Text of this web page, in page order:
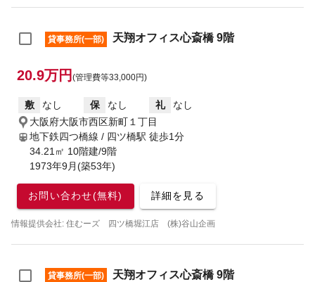
貸事務所(一部) 天翔オフィス心斎橋 9階
20.9万円 (管理費等33,000円)
敷 なし 保 なし 礼
なし
大阪府大阪市西区新町１丁目
地下鉄四つ橋線 / 四ツ橋駅 徒歩1分
34.21㎡ 10階建/9階
1973年9月(築53年)
お問い合わせ(無料) 詳細を見る
情報提供会社: 住むーズ 四ツ橋堀江店 (株)谷山企画
貸事務所(一部) 天翔オフィス心斎橋 9階